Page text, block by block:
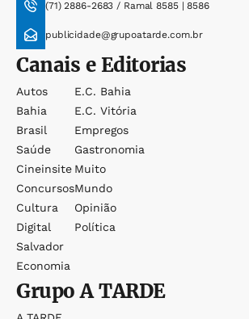
(71) 2886-2683 / Ramal 8585 | 8586
publicidade@grupoatarde.com.br
Canais e Editorias
Autos
Bahia
Brasil
Saúde
Cineinsite
Concursos
Cultura
Digital
Salvador
Economia
E.c. Bahia
E.c. Vitória
Empregos
Gastronomia
Muito
Mundo
Opinião
Política
GrupoA TARDE